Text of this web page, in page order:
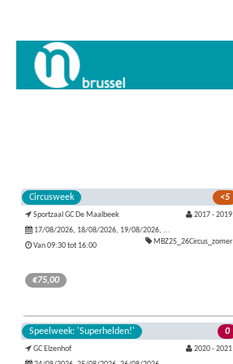
Circusweek <5
Sportzaal GC De Maalbeek 2017 - 2019
17/08/2026, 18/08/2026, 19/08/2026, ...
MBZ25_26Circus_zomer
Van 09:30 tot 16:00
€75,00
NL- Droom je ervan om diabolo's te lanceren? Of lanceer
je liever jezelf in een heuse salto? Van jongleren met
kleine balletjes tot balanceren op een grote bal: tijdens
Speelweek: 'Superhelden!' 0
GC Elzenhof 2020 - 2021